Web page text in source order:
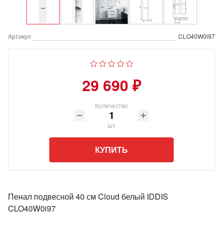
Артикул CLO40W0i97
29 690 ₽
Количество
шт
КУПИТЬ
Пенал подвесной 40 см Cloud белый IDDIS
CLO40W0i97